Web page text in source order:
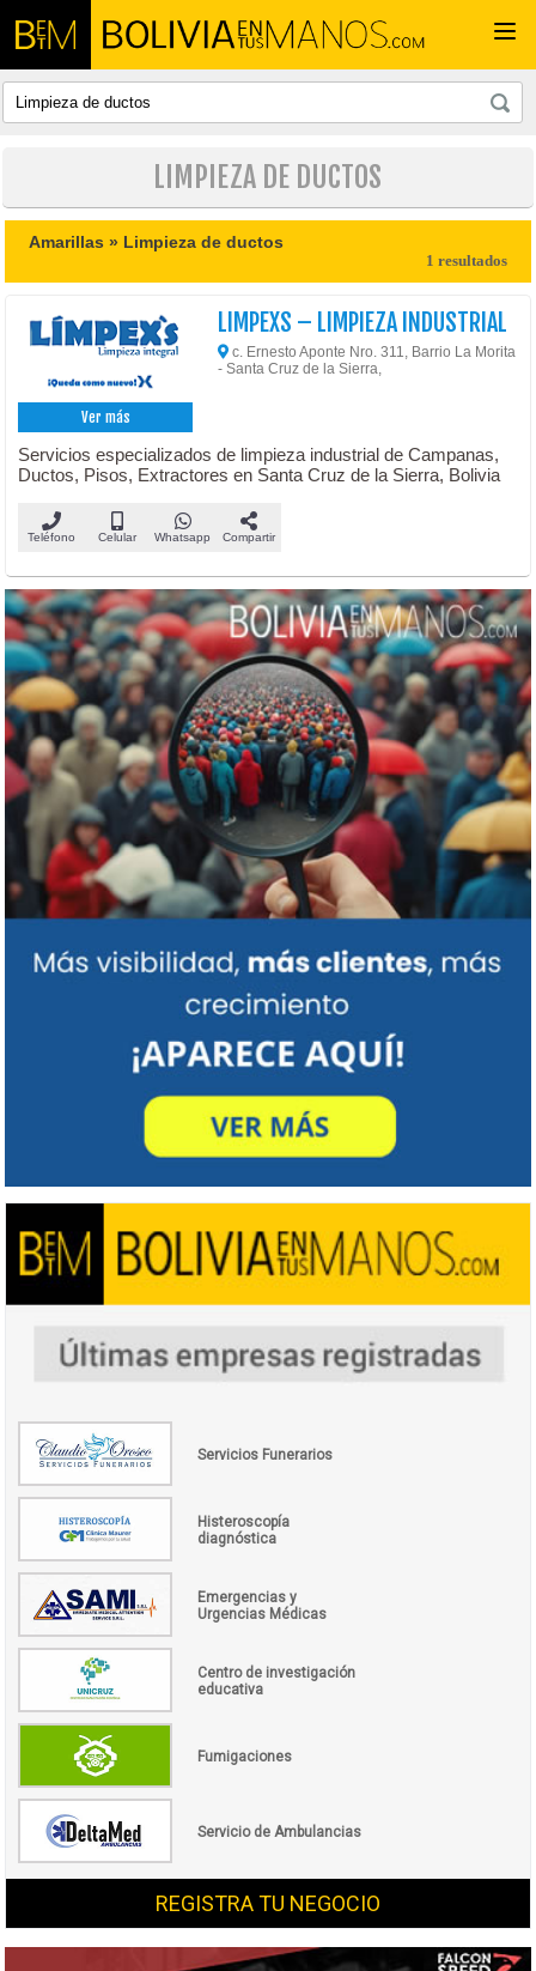
LIMPIEZA DE DUCTOS
Amarillas » Limpieza de ductos
1 resultados
Ver más
LIMPEXS – LIMPIEZA INDUSTRIAL
c. Ernesto Aponte Nro. 311, Barrio La Morita
- Santa Cruz de la Sierra,
Servicios especializados de limpieza industrial de Campanas,
Ductos, Pisos, Extractores en Santa Cruz de la Sierra, Bolivia
Teléfono Celular Whatsapp Compartir
Servicios Funerarios
Histeroscopía
diagnóstica
Emergencias y
Urgencias Médicas
Centro de investigación
educativa
Fumigaciones
Servicio de Ambulancias
REGISTRA TU NEGOCIO